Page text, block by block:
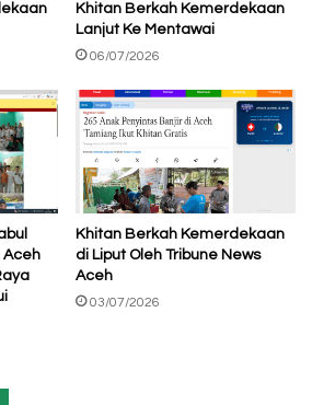
Khitan Berkah Kemerdekaan
Lanjut Ke Mentawai
06/07/2026
Aceh
Khitan Berkah Kemerdekaan
di Liput Oleh Tribune News
Aceh
03/07/2026